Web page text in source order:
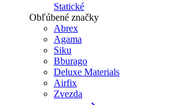
Statické
Obľúbené značky
Abrex
Agama
Siku
Bburago
Deluxe Materials
Airfix
Zvezda